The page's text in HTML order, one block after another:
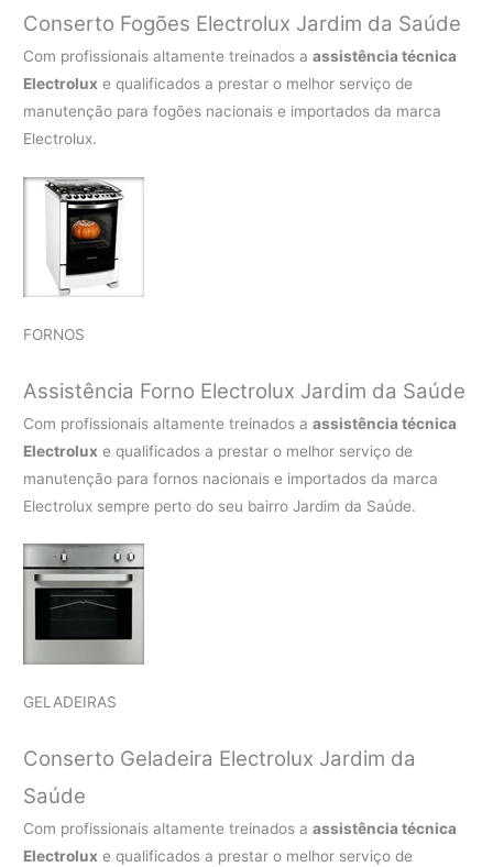
Conserto Fogões Electrolux Jardim da Saúde
Com profissionais altamente treinados aassistência técnica
Electrolux e qualificados a prestar o melhor serviço de
manutenção para fogões nacionais e importados da marca
Electrolux.
FORNOS
Assistência Forno Electrolux Jardim da Saúde
Com profissionais altamente treinados aassistência técnica
Electrolux e qualificados a prestar o melhor serviço de
manutenção para fornos nacionais e importados da marca
Electrolux sempre perto do seu bairro Jardim da Saúde.
GELADEIRAS
Conserto Geladeira Electrolux Jardim da
Saúde
Com profissionais altamente treinados aassistência técnica
Electrolux e qualificados a prestar o melhor serviço de